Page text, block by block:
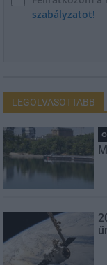
szabályzatot!
LEGOLVASOTTABB